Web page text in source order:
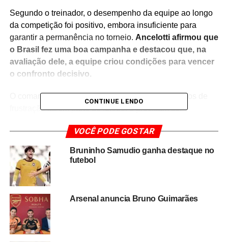
Segundo o treinador, o desempenho da equipe ao longo
da competição foi positivo, embora insuficiente para
garantir a permanência no torneio. Ancelotti afirmou que
o Brasil fez uma boa campanha e destacou que, na
avaliação dele, a equipe criou condições para vencer
o confronto decisivo.
O comandante da Seleção ressaltou que momentos de
frustração fazem parte do futebol e precisam ser
Ancelotti, a eliminação representa o início de uma
nova fase, com foco na reconstrução da equipe e na
busca por novas ideias para fortalecer o projeto da
Seleção Brasileira.
manter o trabalho e aprender com os erros cometidos ao
longo da competição. A expectativa é de que a comissão
técnica utilize o período pós-Mundial para avaliar o
desempenho dos atletas, promover ajustes e iniciar o
CONTINUE LENDO
VOCÊ PODE GOSTAR
Bruninho Samudio ganha destaque no
futebol
Arsenal anuncia Bruno Guimarães